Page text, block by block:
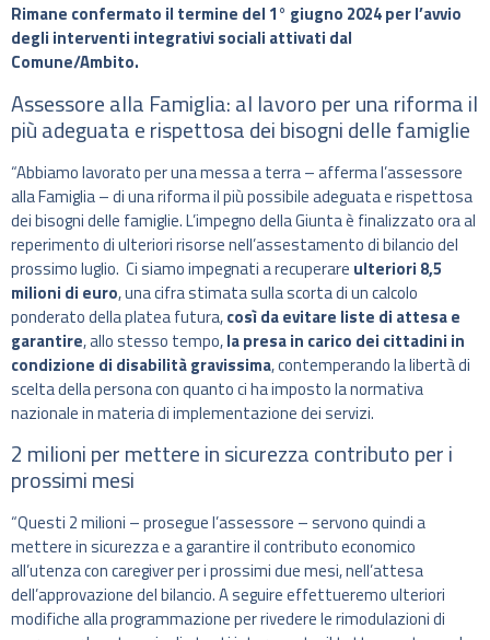
Rimane confermato il termine del 1° giugno 2024 per l’avvio
degli interventi integrativi sociali attivati dal
Comune/Ambito.
Assessore alla Famiglia: al lavoro per una riforma il
più adeguata e rispettosa dei bisogni delle famiglie
“Abbiamo lavorato per una messa a terra – afferma l’assessore
alla Famiglia – di una riforma il più possibile adeguata e rispettosa
dei bisogni delle famiglie. L’impegno della Giunta è finalizzato ora al
reperimento di ulteriori risorse nell’assestamento di bilancio del
prossimo luglio. Ci siamo impegnati a recuperare ulteriori 8,5
milioni di euro, una cifra stimata sulla scorta di un calcolo
ponderato della platea futura,così da evitare liste di attesa e
garantire, allo stesso tempo,la presa in carico dei cittadini in
condizione di disabilità gravissima, contemperando la libertà di
scelta della persona con quanto ci ha imposto la normativa
nazionale in materia di implementazione dei servizi.
2 milioni per mettere in sicurezza contributo per i
prossimi mesi
“Questi 2 milioni – prosegue l’assessore – servono quindi a
mettere in sicurezza e a garantire il contributo economico
all’utenza con caregiver per i prossimi due mesi, nell’attesa
dell’approvazione del bilancio. A seguire effettueremo ulteriori
modifiche alla programmazione per rivedere le rimodulazioni di